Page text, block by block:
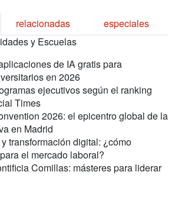
relacionadas
especiales
y Escuelas
de IA gratis para
en 2026
ejecutivos según el ranking
Times
2026: el epicentro global de la
en Madrid
transformación digital: ¿cómo
el mercado laboral?
Comillas: másteres para liderar